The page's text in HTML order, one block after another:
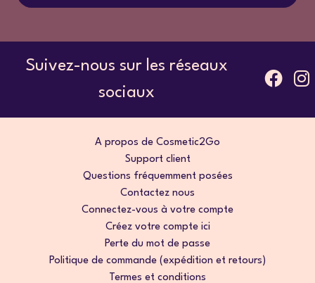
Suivez-nous sur les réseaux
sociaux
A propos de Cosmetic2Go
Support client
Questions fréquemment posées
Contactez nous
Connectez-vous à votre compte
Créez votre compte ici
Perte du mot de passe
Politique de commande (expédition et retours)
Termes et conditions